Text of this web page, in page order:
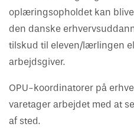
oplæringsopholdet kan
den danske
tilskud til eleven/lærlingen
arbejdsgiver.
OPU-koordinatorer på
varetager arbejdet med at
af sted.
Vejledning om oplæring
Har du kendskab til
oplæringsforhold?
Uenighed og tvister
Bestil kopi af svendebrev
Skuemestre
Rådgivning
Job